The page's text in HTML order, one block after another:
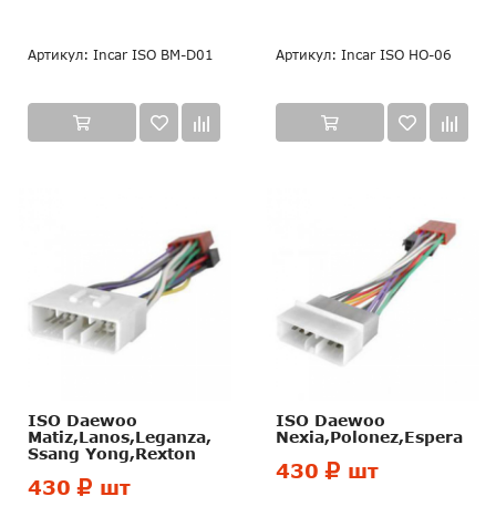
Артикул: Incar ISO BM-D01 Артикул: Incar ISO HO-06
ISO Daewoo
Matiz,Lanos,Leganza,
Ssang Yong,Rexton
430 шт
ISO Daewoo
Nexia,Polonez,Espera
430 шт